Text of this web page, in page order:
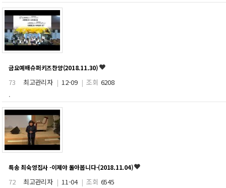
금요예배슈퍼키즈찬양(2018.11.30)
73 최고관리자 | 12-09 | 조회 6208
.
특송 최숙영집사 -이제야 돌아봅니다-(2018.11.04)
72 최고관리자 | 11-04 | 조회 6545